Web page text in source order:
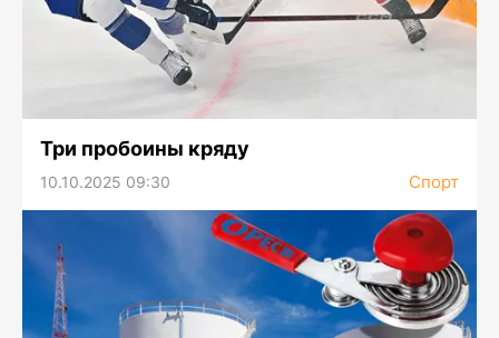
Три пробоины кряду
10.10.2025 09:30 Спорт